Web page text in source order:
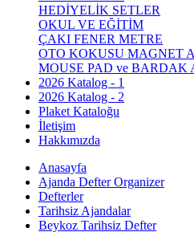
HEDİYELİK SETLER
OKUL VE EĞİTİM
ÇAKI FENER METRE
OTO KOKUSU MAGNET
MOUSE PAD ve
2026 Katalog - 1
2026 Katalog - 2
Plaket Kataloğu
İletişim
Hakkımızda
Anasayfa
Ajanda Defter Organizer
Defterler
Tarihsiz Ajandalar
Beykoz Tarihsiz Defter